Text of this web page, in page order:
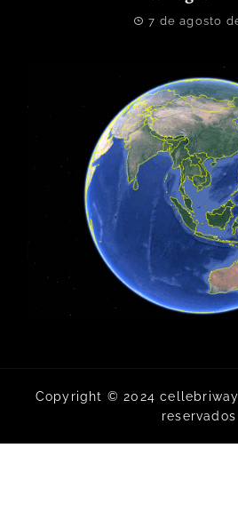
7 de agosto
Copyright © 2024
reservados